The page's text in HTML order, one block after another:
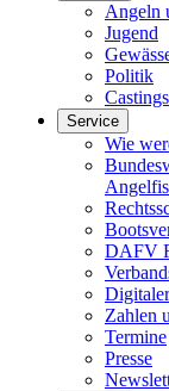
Angeln
Jugend
Politik
Service
Wie
DAFV
Zahlen
Termine
Presse